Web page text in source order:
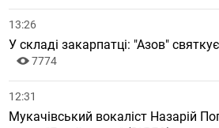
13:26
У складі закарпатці: "Азов"
7774
12:31
Мукачівський вокаліст Назарій